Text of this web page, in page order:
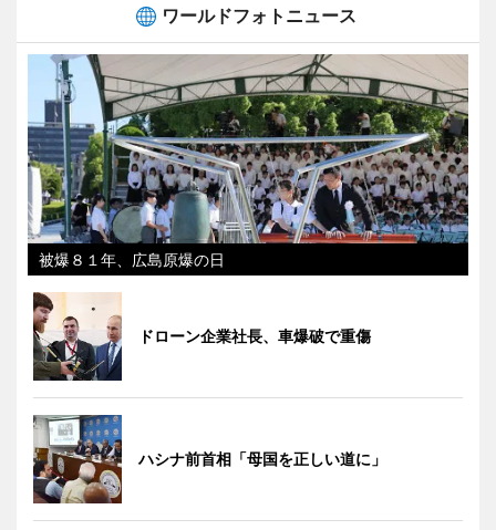
ワールドフォトニュース
被爆８１年、広島原爆の日
ドローン企業社長、車爆破で重傷
ハシナ前首相「母国を正しい道に」